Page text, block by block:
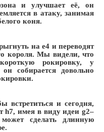
и улучшает её, он
в атаку, занимая
коня.
на e4 и переводят
короля. Мы видели, что
рокировку, у
собирается довольно
встретиться и сегодня,
h7, имея в виду идеи g2–
сделать длинную